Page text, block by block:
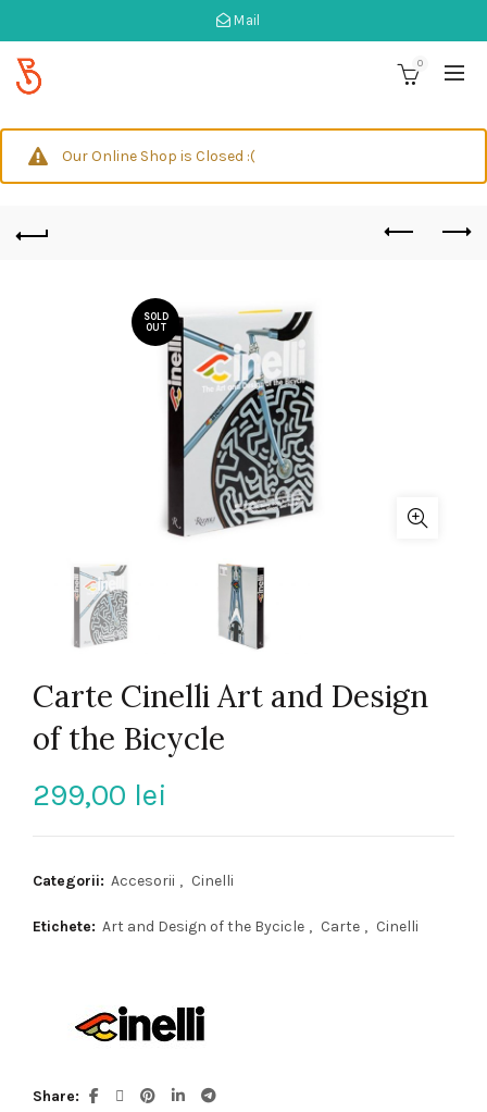
Mail
0
Our Online Shop is Closed :(
SOLD
OUT
Carte Cinelli Art and Design
of the Bicycle
299,00 lei
Categorii: Accesorii , Cinelli
Etichete: Art and Design of the Bycicle , Carte , Cinelli
Share